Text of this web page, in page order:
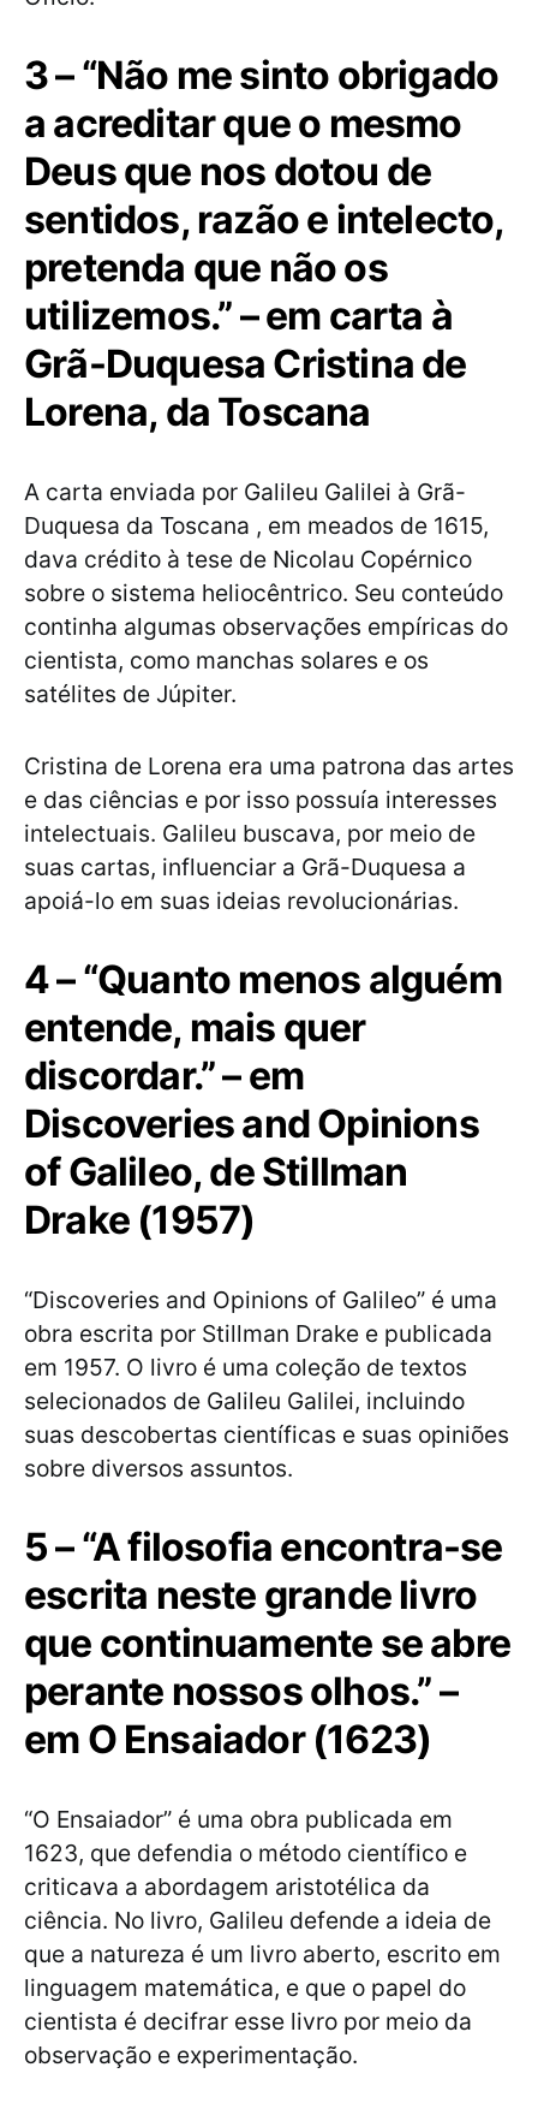
3 – “Não me sinto obrigado
a acreditar que o mesmo
Deus que nos dotou de
sentidos, razão e intelecto,
pretenda que não os
utilizemos.” – em carta à
Grã-Duquesa Cristina de
Lorena, da Toscana
A carta enviada por Galileu Galilei à Grã-
Duquesa da Toscana , em meados de 1615,
dava crédito à tese de Nicolau Copérnico
sobre o sistema heliocêntrico. Seu conteúdo
continha algumas observações empíricas do
cientista, como manchas solares e os
satélites de Júpiter.
Cristina de Lorena era uma patrona das artes
e das ciências e por isso possuía interesses
intelectuais. Galileu buscava, por meio de
suas cartas, influenciar a Grã-Duquesa a
apoiá-lo em suas ideias revolucionárias.
4 – “Quanto menos alguém
entende, mais quer
discordar.” – em
Discoveries and Opinions
of Galileo, de Stillman
Drake (1957)
“Discoveries and Opinions of Galileo” é uma
obra escrita por Stillman Drake e publicada
em 1957. O livro é uma coleção de textos
selecionados de Galileu Galilei, incluindo
suas descobertas científicas e suas opiniões
sobre diversos assuntos.
5 – “A filosofia encontra-se
escrita neste grande livro
que continuamente se abre
perante nossos olhos.” –
em O Ensaiador (1623)
“O Ensaiador” é uma obra publicada em
1623, que defendia o método científico e
criticava a abordagem aristotélica da
ciência. No livro, Galileu defende a ideia de
que a natureza é um livro aberto, escrito em
linguagem matemática, e que o papel do
cientista é decifrar esse livro por meio da
observação e experimentação.